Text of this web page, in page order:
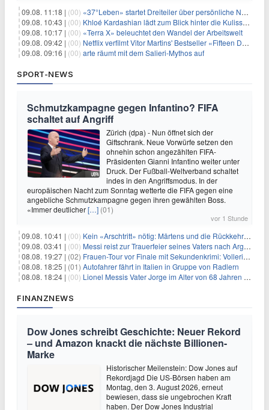
09.08. 11:18 | (00) «37°Leben» startet Dreiteiler über persönliche Neuanfänge
09.08. 10:43 | (00) Khloé Kardashian lädt zum Blick hinter die Kulissen ihres Freundeskreises
09.08. 10:17 | (00) «Terra X» beleuchtet den Wandel der Arbeitswelt
09.08. 09:42 | (00) Netflix verfilmt Vitor Martins' Bestseller «Fifteen Days»
09.08. 09:16 | (00) arte räumt mit dem Salieri-Mythos auf
SPORT-NEWS
Schmutzkampagne gegen Infantino? FIFA
schaltet auf Angriff
Zürich (dpa) - Nun öffnet sich der
Giftschrank. Neue Vorwürfe setzen den
ohnehin schon angezählten FIFA-
Präsidenten Gianni Infantino weiter unter
Druck. Der Fußball-Weltverband schaltet
indes in den Angriffsmodus. In der
europäischen Nacht zum Sonntag wetterte die FIFA gegen eine
angebliche Schmutzkampagne gegen ihren gewählten Boss.
«Immer deutlicher[…] (01)
vor 1 Stunde
09.08. 10:41 | (00) Kein «Arschtritt» nötig: Märtens und die Rückkehr nach Paris
09.08. 03:41 | (00) Messi reist zur Trauerfeier seines Vaters nach Argentinien
08.08. 19:27 | (02) Frauen-Tour vor Finale mit Sekundenkrimi: Vollering in Gelb
08.08. 18:25 | (01) Autofahrer fährt in Italien in Gruppe von Radlern
08.08. 18:24 | (00) Lionel Messis Vater Jorge im Alter von 68 Jahren gestorben
FINANZNEWS
Dow Jones schreibt Geschichte: Neuer Rekord
– und Amazon knackt die nächste Billionen-
Marke
Historischer Meilenstein: Dow Jones auf
Rekordjagd Die US-Börsen haben am
Montag, den 3. August 2026, erneut
bewiesen, dass sie ungebrochen Kraft
haben. Der Dow Jones Industrial